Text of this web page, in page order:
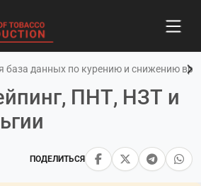
база данных по курению и снижению
ПОДЕЛИТЬСЯ
ПНТ, НЗТ и